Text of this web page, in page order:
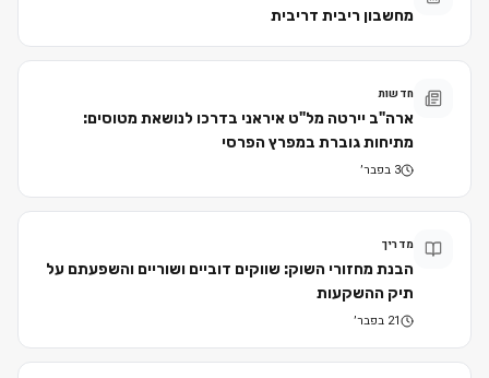
מחשבון ריבית דריבית
חדשות
ארה"ב יירטה מל"ט איראני בדרכו לנושאת מטוסים:
מתיחות גוברת במפרץ הפרסי
3 בפבר׳
מדריך
הבנת מחזורי השוק: שווקים דוביים ושוריים והשפעתם על
תיק ההשקעות
21 בפבר׳